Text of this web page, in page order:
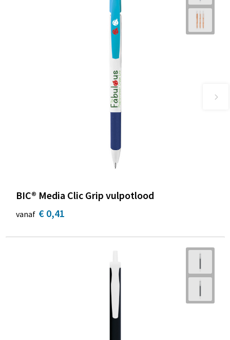
BIC® Media Clic Grip vulpotlood
vanaf € 0,41